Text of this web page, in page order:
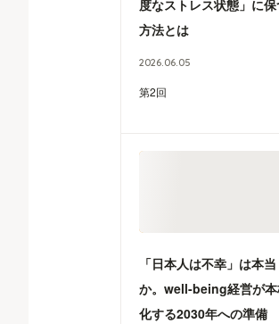
度なストレス状態」に
方法とは
2026.06.05
第2回
「日本人は不幸」は本当
か。well-being経営が
化する2030年への準備